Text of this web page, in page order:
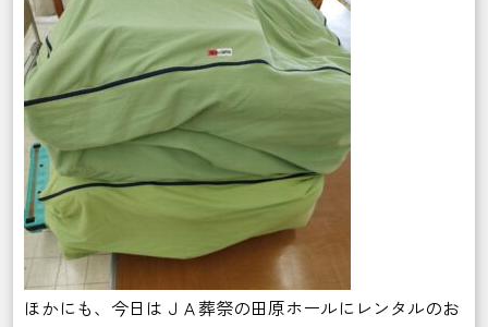
ほかにも、今日はＪＡ葬祭の田原ホールにレンタルのお